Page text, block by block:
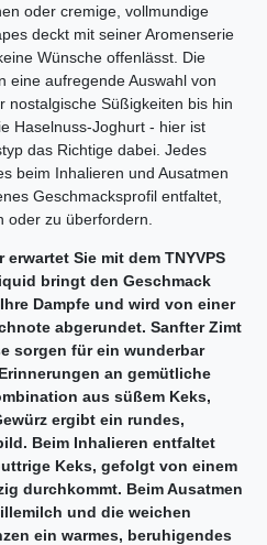
oder cremige, vollmundige
deckt mit seiner Aromenserie
Wünsche offenlässt. Die
eine aufregende Auswahl von
nostalgische Süßigkeiten bis hin
Haselnuss-Joghurt - hier ist
das Richtige dabei. Jedes
beim Inhalieren und Ausatmen
Geschmacksprofil entfaltet,
oder zu überfordern.
Sie mit dem TNYVPS
bringt den Geschmack
Dampfe und wird von einer
abgerundet. Sanfter Zimt
sorgen für ein wunderbar
an gemütliche
aus süßem Keks,
ergibt ein rundes,
Beim Inhalieren entfaltet
Keks, gefolgt von einem
durchkommt. Beim Ausatmen
und die weichen
ein warmes, beruhigendes